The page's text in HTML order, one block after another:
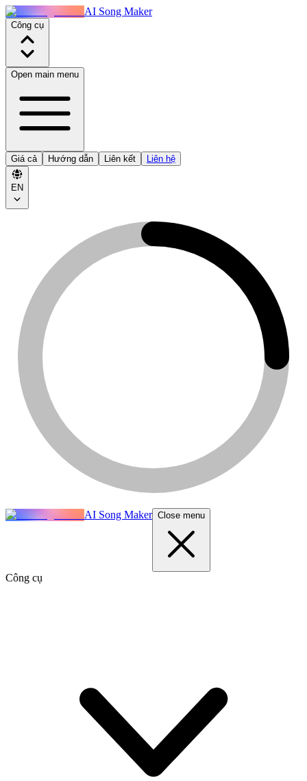
AI Song Maker
Công cụ
Open main menu
Giá cả Hướng dẫn Liên kết Liên hệ
EN
AI Song Maker Close menu
Công cụ